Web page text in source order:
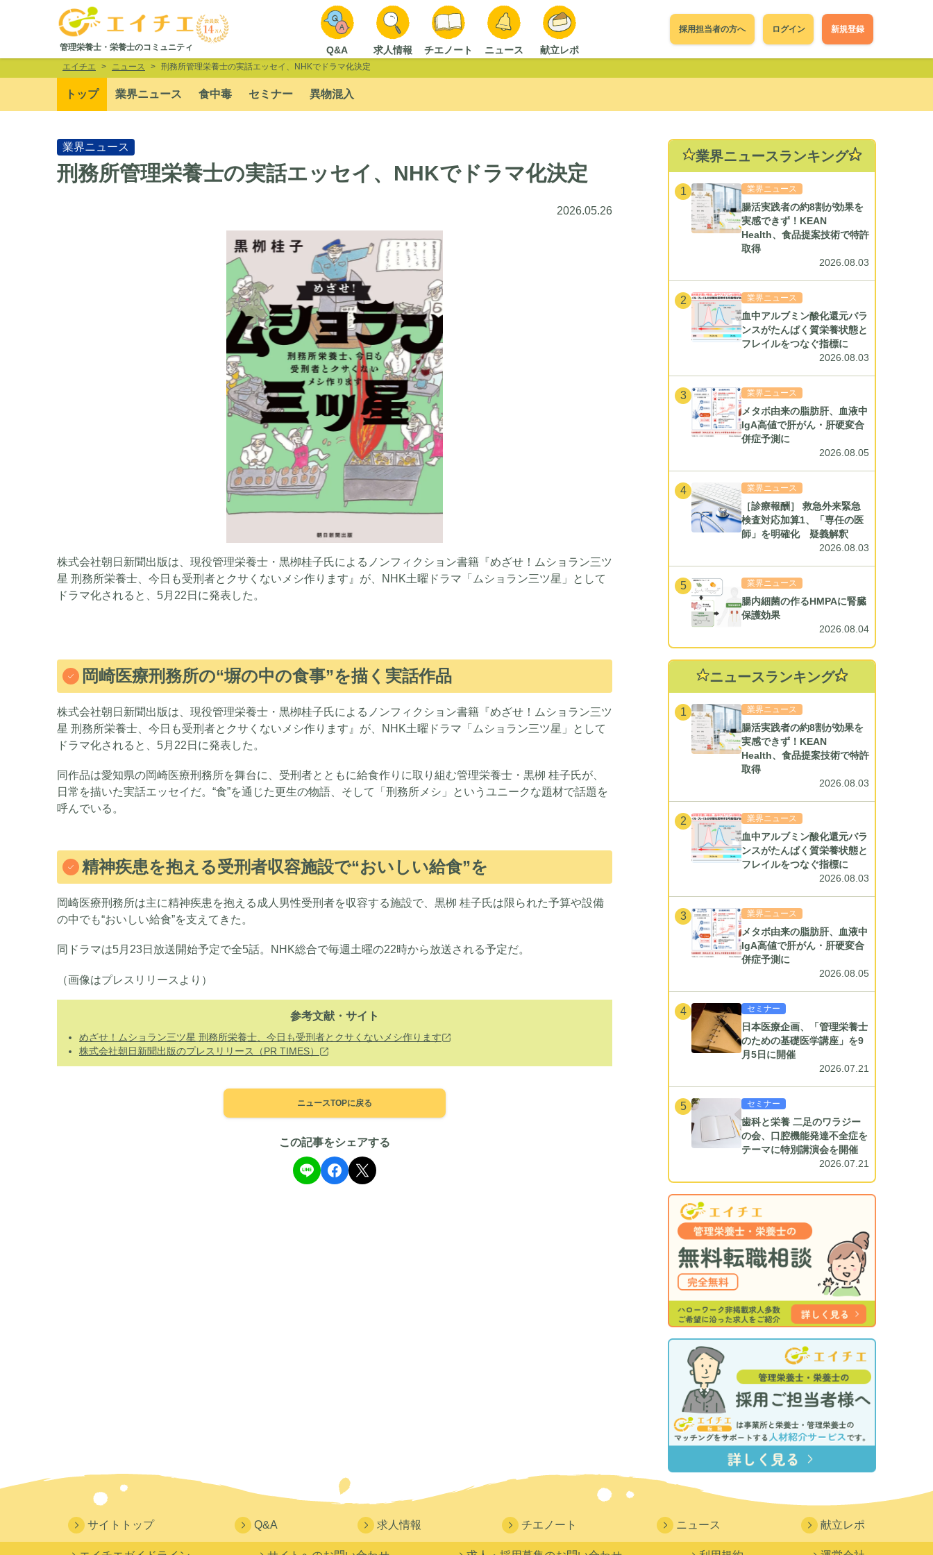
管理栄養士・栄養士のコミュニティ Q&A 求人情報 チエノート ニュース 献立レポ
採用担当者の方へ ログイン 新規登録
エイチエ ニュース 刑務所管理栄養士の実話エッセイ、NHKでドラマ化決定
トップ 業界ニュース 食中毒 セミナー 異物混入
業界ニュース
刑務所管理栄養士の実話エッセイ、NHKでドラマ化決定
2026.05.26
株式会社朝日新聞出版は、現役管理栄養士・黒栁桂子氏によるノンフィクション書籍『めざせ！ムショラン三ツ
星 刑務所栄養士、今日も受刑者とクサくないメシ作ります』が、NHK土曜ドラマ「ムショラン三ツ星」として
ドラマ化されると、5月22日に発表した。
岡崎医療刑務所の“塀の中の食事”を描く実話作品
株式会社朝日新聞出版は、現役管理栄養士・黒栁桂子氏によるノンフィクション書籍『めざせ！ムショラン三ツ
星 刑務所栄養士、今日も受刑者とクサくないメシ作ります』が、NHK土曜ドラマ「ムショラン三ツ星」として
ドラマ化されると、5月22日に発表した。
同作品は愛知県の岡崎医療刑務所を舞台に、受刑者とともに給食作りに取り組む管理栄養士・黒栁 桂子氏が、
日常を描いた実話エッセイだ。“食”を通じた更生の物語、そして「刑務所メシ」というユニークな題材で話題を
呼んでいる。
精神疾患を抱える受刑者収容施設で“おいしい給食”を
岡崎医療刑務所は主に精神疾患を抱える成人男性受刑者を収容する施設で、黒栁 桂子氏は限られた予算や設備
の中でも“おいしい給食”を支えてきた。
同ドラマは5月23日放送開始予定で全5話。NHK総合で毎週土曜の22時から放送される予定だ。
（画像はプレスリリースより）
参考文献・サイト
めざせ！ムショラン三ツ星 刑務所栄養士、今日も受刑者とクサくないメシ作ります
株式会社朝日新聞出版のプレスリリース（PR TIMES）
ニュースTOPに戻る
この記事をシェアする
業界ニュースランキング
1 業界ニュース
腸活実践者の約8割が効果を
実感できず！KEAN
Health、食品提案技術で特許
取得
2026.08.03
2 業界ニュース
血中アルブミン酸化還元バラ
ンスがたんぱく質栄養状態と
フレイルをつなぐ指標に
2026.08.03
3 業界ニュース
メタボ由来の脂肪肝、血液中
IgA高値で肝がん・肝硬変合
併症予測に
2026.08.05
4 業界ニュース
［診療報酬］ 救急外来緊急
検査対応加算1、「専任の医
師」を明確化 疑義解釈
2026.08.03
5 業界ニュース
腸内細菌の作るHMPAに腎臓
保護効果
2026.08.04
ニュースランキング
1 業界ニュース
腸活実践者の約8割が効果を
実感できず！KEAN
Health、食品提案技術で特許
取得
2026.08.03
2 業界ニュース
血中アルブミン酸化還元バラ
ンスがたんぱく質栄養状態と
フレイルをつなぐ指標に
2026.08.03
3 業界ニュース
メタボ由来の脂肪肝、血液中
IgA高値で肝がん・肝硬変合
併症予測に
2026.08.05
4 セミナー
日本医療企画、「管理栄養士
のための基礎医学講座」を9
月5日に開催
2026.07.21
5 セミナー
歯科と栄養 二足のワラジー
の会、口腔機能発達不全症を
テーマに特別講演会を開催
2026.07.21
サイトトップ Q&A 求人情報 チエノート ニュース 献立レポ